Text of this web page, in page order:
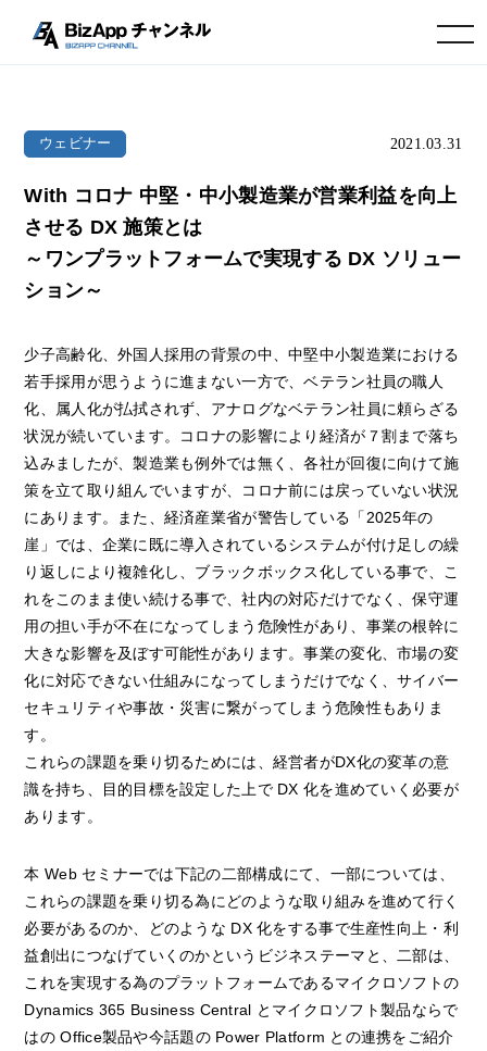
toggle navigation
ウェビナー 2021.03.31
With コロナ 中堅・中小製造業が営業利益を向上
させる DX 施策とは
～ワンプラットフォームで実現する DX ソリュー
ション～
少子高齢化、外国人採用の背景の中、中堅中小製造業における
若手採用が思うように進まない一方で、ベテラン社員の職人
化、属人化が払拭されず、アナログなベテラン社員に頼らざる
状況が続いています。コロナの影響により経済が７割まで落ち
込みましたが、製造業も例外では無く、各社が回復に向けて施
策を立て取り組んでいますが、コロナ前には戻っていない状況
にあります。また、経済産業省が警告している「2025年の
崖」では、企業に既に導入されているシステムが付け足しの繰
り返しにより複雑化し、ブラックボックス化している事で、こ
れをこのまま使い続ける事で、社内の対応だけでなく、保守運
用の担い手が不在になってしまう危険性があり、事業の根幹に
大きな影響を及ぼす可能性があります。事業の変化、市場の変
化に対応できない仕組みになってしまうだけでなく、サイバー
セキュリティや事故・災害に繋がってしまう危険性もありま
す。
これらの課題を乗り切るためには、経営者がDX化の変革の意
識を持ち、目的目標を設定した上で DX 化を進めていく必要が
あります。
本 Web セミナーでは下記の二部構成にて、一部については、
これらの課題を乗り切る為にどのような取り組みを進めて行く
必要があるのか、どのような DX 化をする事で生産性向上・利
益創出につなげていくのかというビジネステーマと、二部は、
これを実現する為のプラットフォームであるマイクロソフトの
Dynamics 365 Business Central とマイクロソフト製品ならで
はの Office製品や今話題の Power Platform との連携をご紹介